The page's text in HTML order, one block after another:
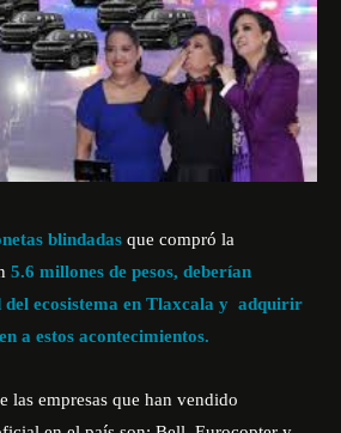
blindadas que compró la
5.6 millones de pesos, deberían
ecosistema en Tlaxcala y adquirir
a estos acontecimientos.
las empresas que han vendido